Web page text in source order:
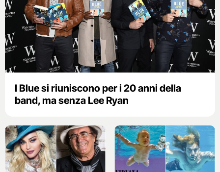
I Blue si riuniscono per i 20 anni della
band, ma senza Lee Ryan